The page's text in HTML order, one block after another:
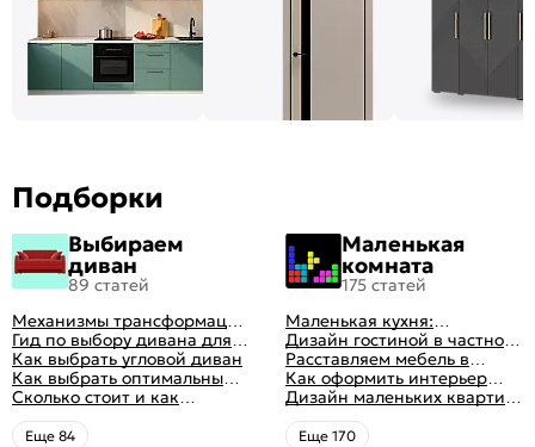
Подборки
Выбираем
диван
89 статей
Механизмы трансформации
диванов: все виды,
особенности, плюсы и
минусы
Гид по выбору дивана для
сна
Как выбрать угловой диван
Как выбрать оптимальный
цвет стен в гостиной: 50
фото и идей оформления
Сколько стоит и как
перетянуть диван
Eще 84
Маленькая
комната
175 статей
Маленькая кухня:
планировка, стили, цвет и
рисунок, реальные фото
Дизайн гостиной в частном
доме: 50 вариантов с фото
Расставляем мебель в
гостиной: главные правила
рациональной планировки
Как оформить интерьер
однокомнатной квартиры:
47 классных идей с фото
Дизайн маленьких квартир:
10 идей для дизайна
интерьера с фото
Eще 170